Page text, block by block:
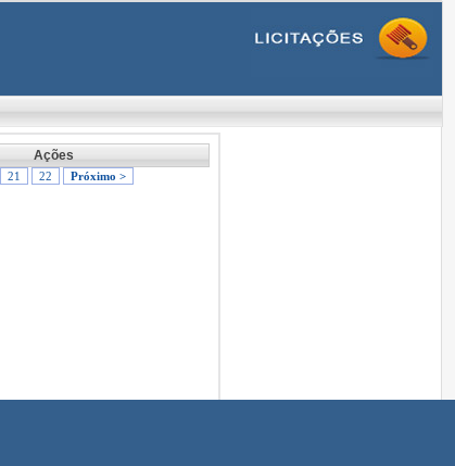
Ações
21 22 Próximo >